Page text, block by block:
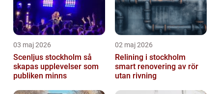
03 maj 2026
Scenljus stockholm så
skapas upplevelser som
publiken minns
02 maj 2026
Relining i stockholm
smart renovering av rör
utan rivning